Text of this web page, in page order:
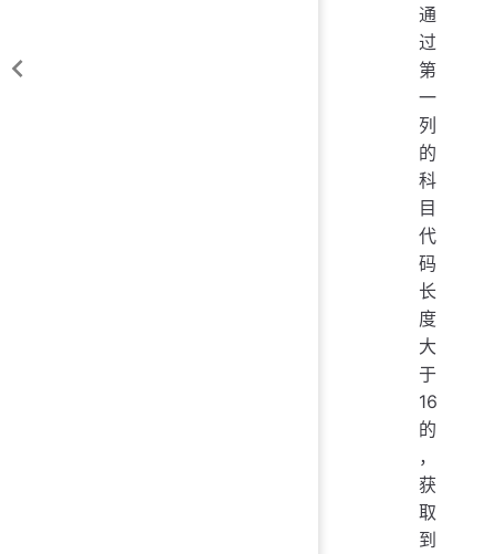
通
过
第
一
列
的
科
目
代
码
长
度
大
于
16
的
，
获
取
到